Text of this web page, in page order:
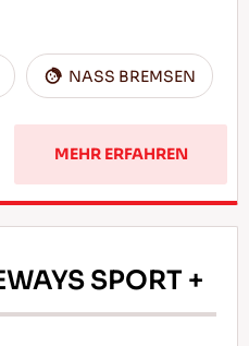
NASS BREMSEN
MEHR ERFAHREN
SPORT +